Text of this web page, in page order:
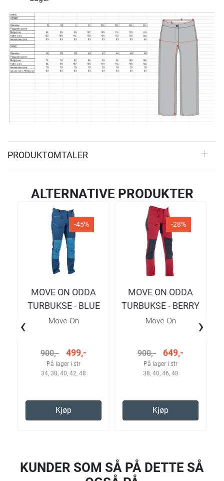
PRODUKTOMTALER
ALTERNATIVE PRODUKTER
-45%
MOVE ON ODDA
TURBUKSE - BLUE
TEAL ASHES DAME
Move On
900,- 499,-
På lager i str
34, 38, 40, 42, 48
Kjøp
-28%
MOVE ON ODDA
TURBUKSE - BERRY
DAME
Move On
900,- 649,-
På lager i str
38, 40, 46, 48
Kjøp
‹ ›
KUNDER SOM SÅ PÅ DETTE SÅ